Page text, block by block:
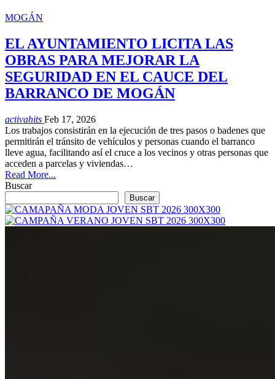
MOGÁN
EL AYUNTAMIENTO LICITA LAS
OBRAS PARA MEJORAR LA
SEGURIDAD EN EL CAUCE DEL
BARRANCO DE MOGÁN
activahits Feb 17, 2026
Los trabajos consistirán en la ejecución de tres pasos o badenes que
permitirán el tránsito de vehículos y personas cuando el barranco
lleve agua, facilitando así el cruce a los vecinos y otras personas que
acceden a parcelas y viviendas…
Read More...
Buscar
Buscar